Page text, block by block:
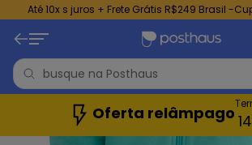
Até 10x s juros + Frete Grátis R$249 Brasil -
Oferta relâmpago